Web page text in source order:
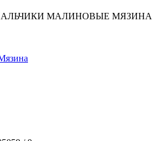
МАЛИНОВЫЕ МЯЗИНА